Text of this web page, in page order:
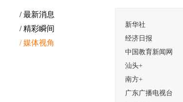
/ 最新消息
/ 精彩瞬间
/ 媒体视角
新华社
经济日报
中国教育新闻网
汕头+
南方+
广东广播电视台